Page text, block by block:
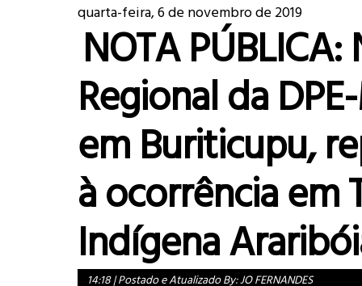
quarta-feira, 6 de novembro de 2019
NOTA
Regional da
em Buriticupu,
à ocorrência em
Indígena
14:18|Postado e Atualizado By:JO FERNANDES